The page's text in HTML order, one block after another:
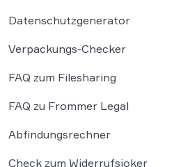
Datenschutzgenerator
Verpackungs-Checker
FAQ zum Filesharing
FAQ zu Frommer Legal
Abfindungsrechner
Check zum Widerrufsjoker